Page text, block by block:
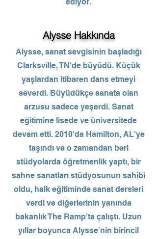
Alysse Hakkında
Alysse, sanat sevgisinin başladığı
Clarksville, TN'de büyüdü. Küçük
yaşlardan itibaren dans etmeyi
severdi. Büyüdükçe sanata olan
arzusu sadece yeşerdi. Sanat
eğitimine lisede ve üniversitede
devam etti. 2010'da Hamilton, AL'ye
taşındı ve o zamandan beri
stüdyolarda öğretmenlik yaptı, bir
sahne sanatları stüdyosunun sahibi
oldu, halk eğitiminde sanat dersleri
verdi ve diğerlerinin yanında
bakanlık The Ramp'ta çalıştı. Uzun
yıllar boyunca Alysse'nin birincil